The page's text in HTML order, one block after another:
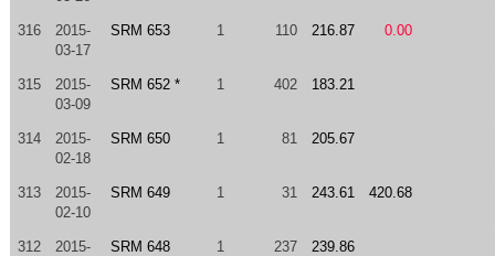
316
2015-
03-17
SRM 653 1 110 216.87 0.00
315
2015-
03-09
SRM 652 * 1 402 183.21
314
2015-
02-18
SRM 650 1 81 205.67
313
2015-
02-10
SRM 649 1 31 243.61 420.68
312
2015-
SRM 648 1 237 239.86